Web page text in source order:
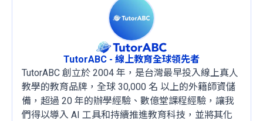
TutorABC - 線上教育全球領先者
TutorABC 創立於 2004 年，是台灣最早投入線上真人
教學的教育品牌，全球 30,000 名 以上的外籍師資儲
備，超過 20 年的辦學經驗、數億堂課程經驗，讓我
們得以導入 AI 工具和持續推進教育科技，並將其化